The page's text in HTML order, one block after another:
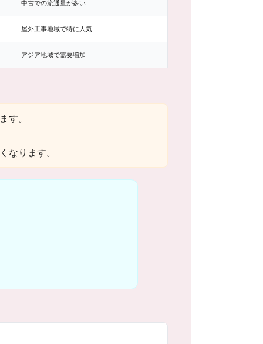
中古での流通量が多い
屋外工事地域で特に人気
アジア地域で需要増加
す。
ります。